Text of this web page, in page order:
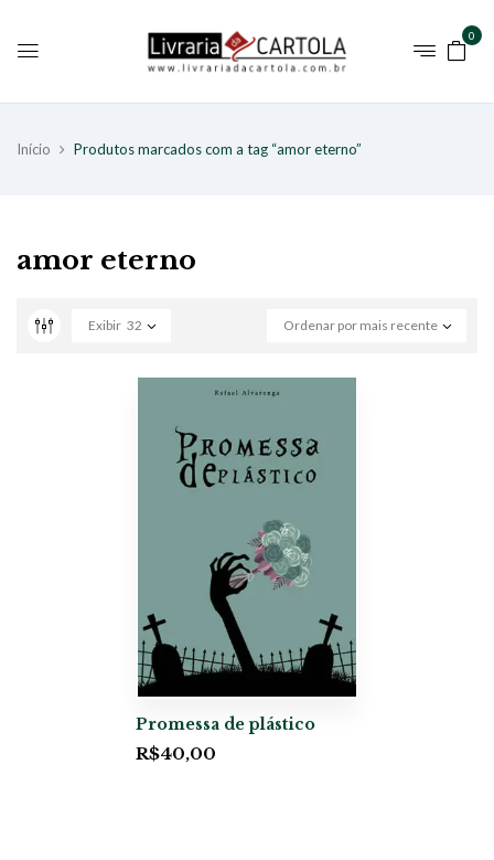
0
Início Produtos marcados com a tag “amor eterno”
amor eterno
Ordenar por mais recente
Exibir 32
Promessa de plástico
R$40,00